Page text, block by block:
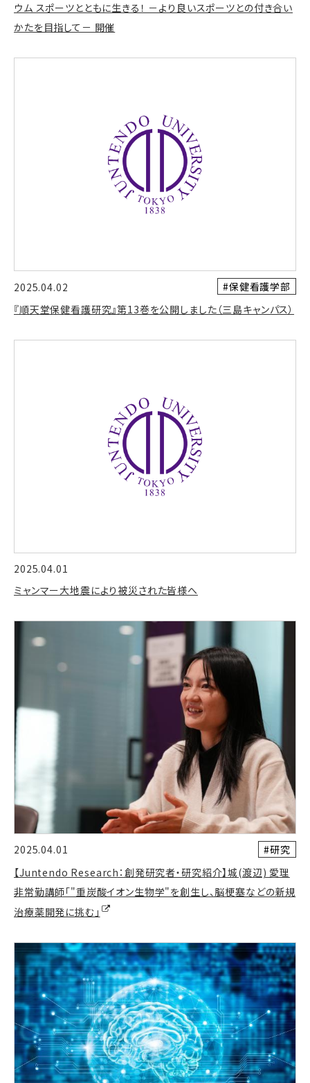
ウム スポーツとともに生きる！ －より良いスポーツとの付き合い
かたを目指して－ 開催
2025.04.02
#保健看護学部
『順天堂保健看護研究』第13巻を公開しました（三島キャンパス）
2025.04.01
ミャンマー大地震により被災された皆様へ
2025.04.01
#研究
【Juntendo Research：創発研究者・研究紹介】城(渡辺) 愛理
非常勤講師「"重炭酸イオン生物学"を創生し、脳梗塞などの新規
治療薬開発に挑む」